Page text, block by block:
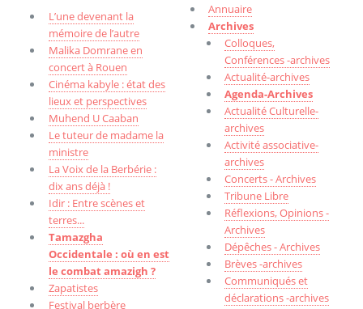
L’une devenant la
mémoire de l’autre
Malika Domrane en
concert à Rouen
Cinéma kabyle : état des
lieux et perspectives
Muhend U Caaban
Le tuteur de madame la
ministre
La Voix de la Berbérie :
dix ans déjà !
Idir : Entre scènes et
terres...
Tamazgha
Occidentale : où en est
le combat amazigh ?
Zapatistes
Festival berbère
Annuaire
Archives
Colloques,
Conférences -archives
Actualité-archives
Agenda-Archives
Actualité Culturelle-
archives
Activité associative-
archives
Concerts - Archives
Tribune Libre
Réflexions, Opinions -
Archives
Dépêches - Archives
Brèves -archives
Communiqués et
déclarations -archives